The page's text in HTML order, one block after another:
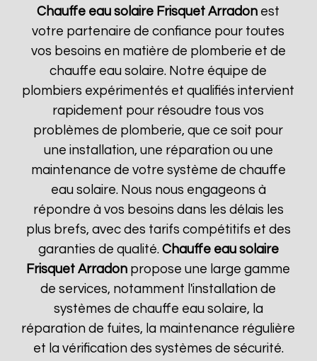
Chauffe eau solaire Frisquet Arradon est
votre partenaire de confiance pour toutes
vos besoins en matière de plomberie et de
chauffe eau solaire. Notre équipe de
plombiers expérimentés et qualifiés intervient
rapidement pour résoudre tous vos
problèmes de plomberie, que ce soit pour
une installation, une réparation ou une
maintenance de votre système de chauffe
eau solaire. Nous nous engageons à
répondre à vos besoins dans les délais les
plus brefs, avec des tarifs compétitifs et des
garanties de qualité. Chauffe eau solaire
Frisquet Arradon propose une large gamme
de services, notamment l'installation de
systèmes de chauffe eau solaire, la
réparation de fuites, la maintenance régulière
et la vérification des systèmes de sécurité.